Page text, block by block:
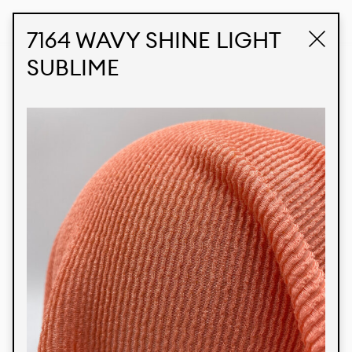
7164 WAVY SHINE LIGHT
SUBLIME
Produtos
Temos orgulho de expressar nossa identidade
brasileira por meio de nossos tecidos e estampas
personalizadas, trabalhando em colaboração
com nossos clientes e dando vida aos seus
conceitos e criações. Nossa extensa linha de
produtos tem opções para diferentes mercados.
Oferecemos também tecidos ecológicos e
tecnológicos que podem ser acabados em
qualquer cor sólida ou impressão digital.
Cores